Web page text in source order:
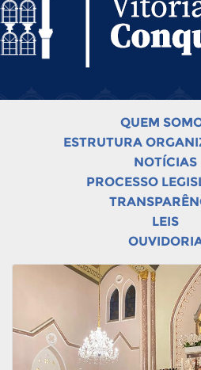
QUEM
ESTRUTURA
NOTÍCIAS
PROCESSO
LEIS